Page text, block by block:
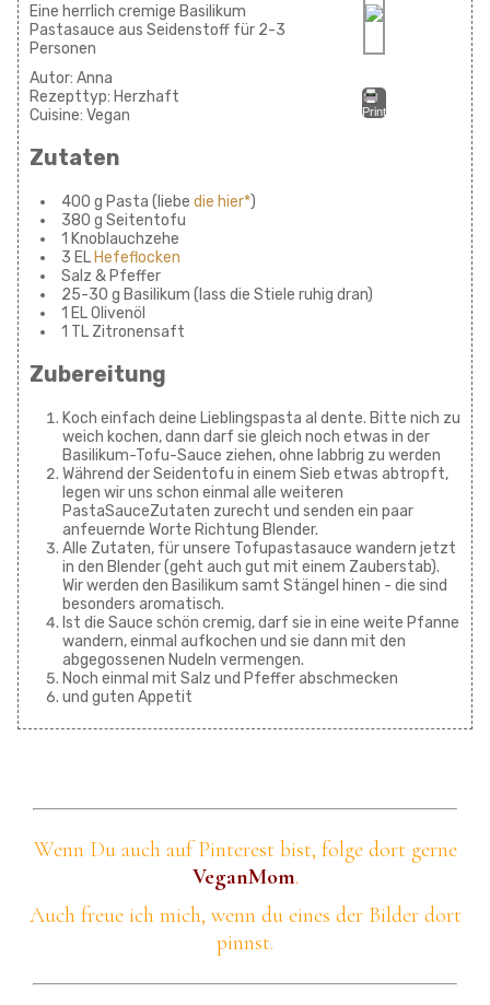
Print
Eine herrlich cremige Basilikum
Pastasauce aus Seidenstoff für 2-3
Personen
Autor: Anna
Rezepttyp: Herzhaft
Cuisine: Vegan
Zutaten
400 g Pasta (liebe die hier*)
380 g Seitentofu
1 Knoblauchzehe
3 EL Hefeflocken
Salz & Pfeffer
25-30 g Basilikum (lass die Stiele ruhig dran)
1 EL Olivenöl
1 TL Zitronensaft
Zubereitung
Koch einfach deine Lieblingspasta al dente. Bitte nich zu
weich kochen, dann darf sie gleich noch etwas in der
Basilikum-Tofu-Sauce ziehen, ohne labbrig zu werden
Während der Seidentofu in einem Sieb etwas abtropft,
legen wir uns schon einmal alle weiteren
PastaSauceZutaten zurecht und senden ein paar
anfeuernde Worte Richtung Blender.
Alle Zutaten, für unsere Tofupastasauce wandern jetzt
in den Blender (geht auch gut mit einem Zauberstab).
Wir werden den Basilikum samt Stängel hinen - die sind
besonders aromatisch.
Ist die Sauce schön cremig, darf sie in eine weite Pfanne
wandern, einmal aufkochen und sie dann mit den
abgegossenen Nudeln vermengen.
Noch einmal mit Salz und Pfeffer abschmecken
und guten Appetit
Wenn Du auch auf Pinterest bist, folge dort gerne
VeganMom.
Auch freue ich mich, wenn du eines der Bilder dort
pinnst.